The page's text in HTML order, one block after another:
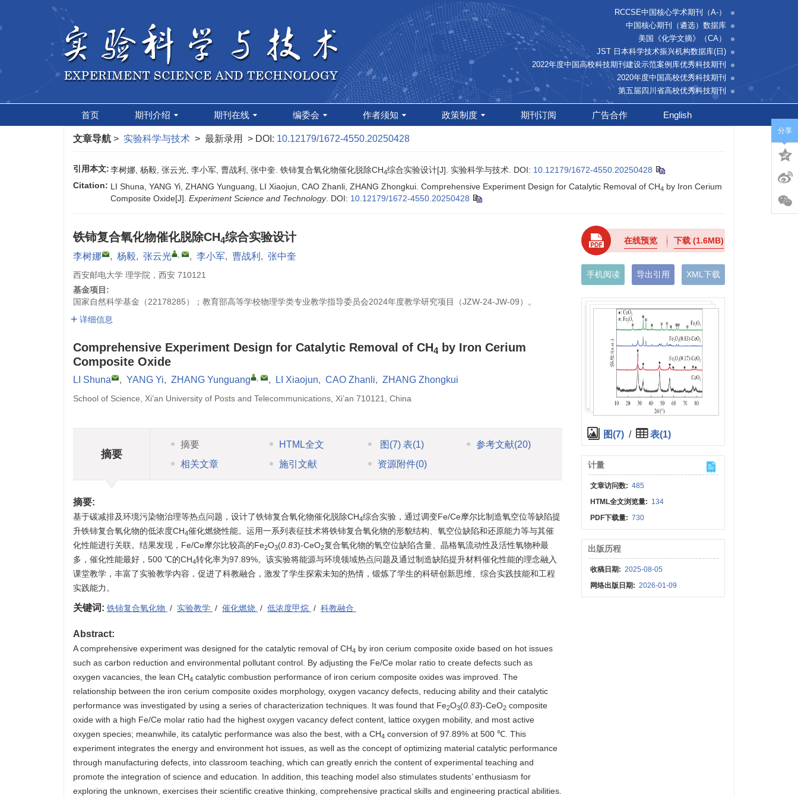
RCCSE中国核心学术期刊（A-）
中国核心期刊（遴选）数据库
美国《化学文摘》（CA）
JST 日本科学技术振兴机构数据库(日)
2022年度中国高校科技期刊建设示范案例库优秀科技期刊
2020年度中国高校优秀科技期刊
第五届四川省高校优秀科技期刊
首页 期刊介绍 期刊在线 编委会 作者须知 政策制度 期刊订阅 广告合作 English
文章导航 > 实验科学与技术 > 最新录用 > DOI: 10.12179/1672-4550.20250428
引用本文:李树娜, 杨毅, 张云光, 李小军, 曹战利, 张中奎. 铁铈复合氧化物催化脱除CH4综合实验设计[J]. 实验科学与技术. DOI: 10.12179/1672-4550.20250428
Citation: LI Shuna, YANG Yi, ZHANG Yunguang, LI Xiaojun, CAO Zhanli, ZHANG Zhongkui. Comprehensive Experiment Design for Catalytic Removal of CH4 by Iron Cerium
Composite Oxide[J]. Experiment Science and Technology. DOI: 10.12179/1672-4550.20250428
铁铈复合氧化物催化脱除CH4综合实验设计
李树娜 , 杨毅, 张云光 , , 李小军, 曹战利 , 张中奎
西安邮电大学 理学院，西安 710121
基金项目:
国家自然科学基金（22178285）；教育部高等学校物理学类专业教学指导委员会2024年度教学研究项目（JZW-24-JW-09）。
详细信息
Comprehensive Experiment Design for Catalytic Removal of CH4 by Iron Cerium
Composite Oxide
LI Shuna , YANG Yi, ZHANG Yunguang , , LI Xiaojun, CAO Zhanli, ZHANG Zhongkui
School of Science, Xi’an University of Posts and Telecommunications, Xi’an 710121, China
摘要
摘要 HTML全文 图 (7)表(1) 参考文献(20)
相关文章
施引文献 资源附件(0)
摘要:
基于碳减排及环境污染物治理等热点问题，设计了铁铈复合氧化物催化脱除CH4综合实验，通过调变Fe/Ce摩尔比制造氧空位等缺陷提
升铁铈复合氧化物的低浓度CH4催化燃烧性能。运用一系列表征技术将铁铈复合氧化物的形貌结构、氧空位缺陷和还原能力等与其催
化性能进行关联。结果发现，Fe/Ce摩尔比较高的Fe2O3(0.83)-CeO2复合氧化物的氧空位缺陷含量、晶格氧流动性及活性氧物种最
多，催化性能最好，500 ℃的CH4转化率为97.89%。该实验将能源与环境领域热点问题及通过制造缺陷提升材料催化性能的理念融入
课堂教学，丰富了实验教学内容，促进了科教融合，激发了学生探索未知的热情，锻炼了学生的科研创新思维、综合实践技能和工程
实践能力。
关键词: 铁铈复合氧化物 / 实验教学 / 催化燃烧 / 低浓度甲烷 / 科教融合
Abstract:
A comprehensive experiment was designed for the catalytic removal of CH4 by iron cerium composite oxide based on hot issues
such as carbon reduction and environmental pollutant control. By adjusting the Fe/Ce molar ratio to create defects such as
oxygen vacancies, the lean CH4 catalytic combustion performance of iron cerium composite oxides was improved. The
relationship between the iron cerium composite oxides morphology, oxygen vacancy defects, reducing ability and their catalytic
performance was investigated by using a series of characterization techniques. It was found that Fe2O3(0.83)-CeO2 composite
oxide with a high Fe/Ce molar ratio had the highest oxygen vacancy defect content, lattice oxygen mobility, and most active
oxygen species; meanwhile, its catalytic performance was also the best, with a CH4 conversion of 97.89% at 500 ℃. This
experiment integrates the energy and environment hot issues, as well as the concept of optimizing material catalytic performance
through manufacturing defects, into classroom teaching, which can greatly enrich the content of experimental teaching and
promote the integration of science and education. In addition, this teaching model also stimulates students’ enthusiasm for
exploring the unknown, exercises their scientific creative thinking, comprehensive practical skills and engineering practical abilities.
在线预览 下载(1.6MB)
手机阅读 导出引用 XML下载
图(7) / 表(1)
计量
文章访问数: 485
HTML全文浏览量: 134
PDF下载量: 730
出版历程
收稿日期: 2025-08-05
网络出版日期: 2026-01-09
分享